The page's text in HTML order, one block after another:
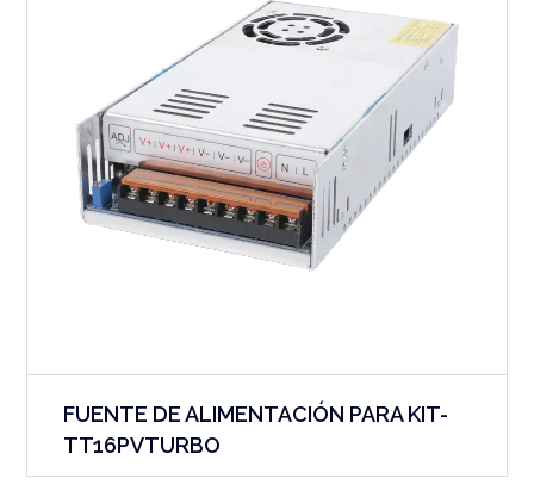
FUENTE DE ALIMENTACIÓN PARA KIT-
TT16PVTURBO